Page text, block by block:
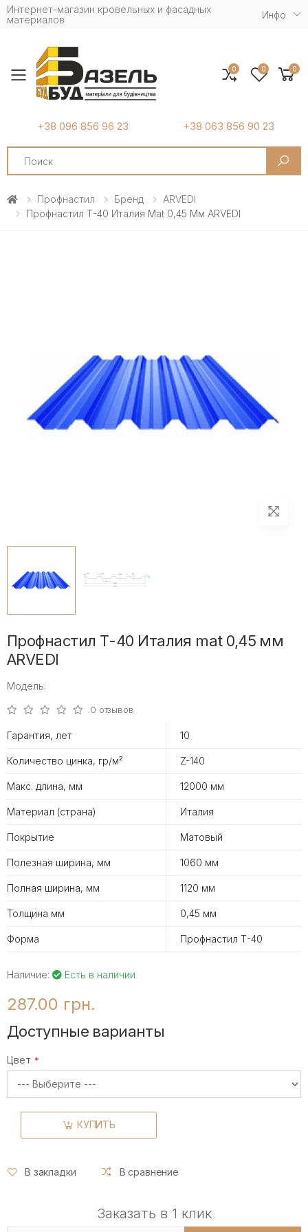
Интернет-магазин кровельных и фасадных
материалов
Инфо
Toggle mobile menu
+38 096 856 96 23 +38 063 856 90 23
Search
0 0 0
Профнастил Бренд
ARVEDI
Профнастил Т-40 Италия Mat 0,45 Мм ARVEDI
Профнастил Т-40 Италия mat 0,45 мм
ARVEDI
Модель:
0 отзывов
Гарантия, лет 10
Количество цинка, гр/м² Z-140
Макс. длина, мм 12000 мм
Материал (страна) Италия
Покрытие Матовый
Полезная ширина, мм 1060 мм
Полная ширина, мм 1120 мм
Толщина мм 0,45 мм
Форма Профнастил Т-40
Наличие: Есть в наличии
287.00 грн.
Доступные варианты
Цвет
КУПИТЬ
В закладки В сравнение
Заказать в 1 клик